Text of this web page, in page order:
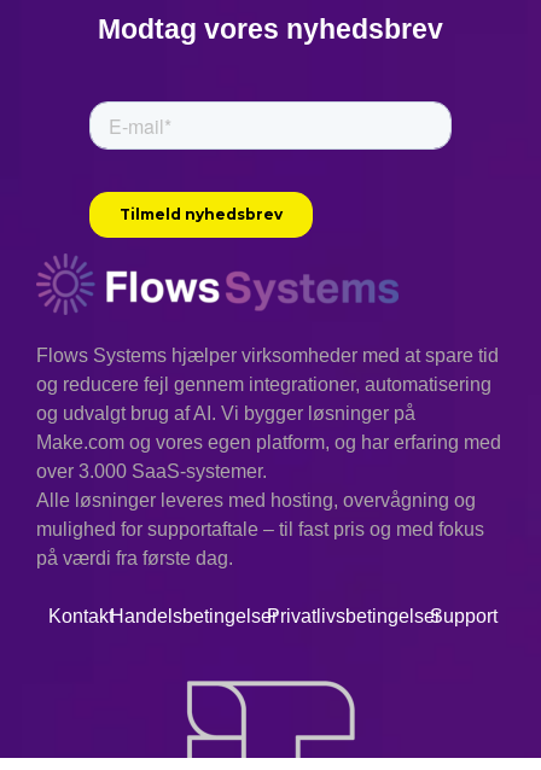
Modtag vores nyhedsbrev
Flows Systems hjælper virksomheder med at spare tid
og reducere fejl gennem integrationer, automatisering
og udvalgt brug af AI. Vi bygger løsninger på
Make.com og vores egen platform, og har erfaring med
over 3.000 SaaS-systemer.
Alle løsninger leveres med hosting, overvågning og
mulighed for supportaftale – til fast pris og med fokus
på værdi fra første dag.
KontaktHandelsbetingelserPrivatlivsbetingelserSupport